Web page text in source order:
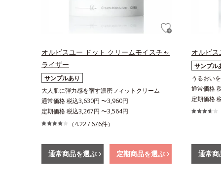
オルビスユー ドット クリームモイスチャ
ライザー
サンプルあり
大人肌に弾力感を宿す濃密フィットクリーム
通常価格 税込3,630円 〜3,960円
定期価格 税込3,267円 〜3,564円
（4.22 / 676件）
通常商品を選ぶ 定期商品を選ぶ
オルビ
サンプル
うるおい
通常価格
定期価格
通常商